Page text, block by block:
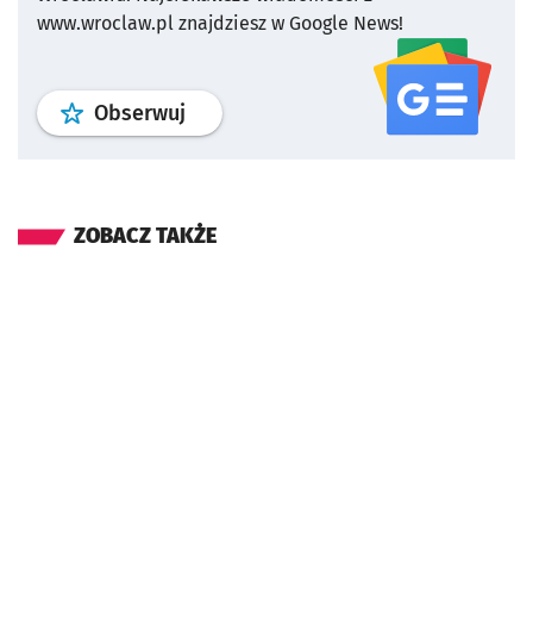
www.wroclaw.pl znajdziesz w Google News!
Obserwuj profil serwisu
ZOBACZ TAKŻE